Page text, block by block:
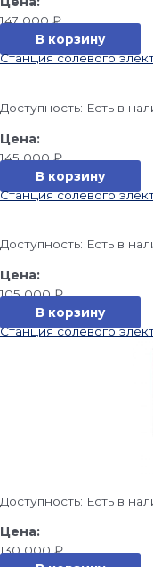
147 000₽
В корзину
Станция солевого
Доступность: Есть в
145 000₽
В корзину
Станция солевого
Доступность: Есть в
105 000₽
В корзину
Станция солевого
Доступность: Есть в
130 000₽